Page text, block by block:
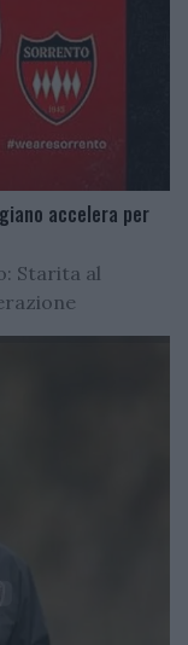
accelera per
Starita al